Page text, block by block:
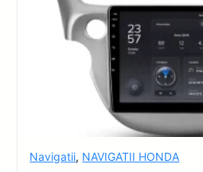
Navigatii, NAVIGATII HONDA